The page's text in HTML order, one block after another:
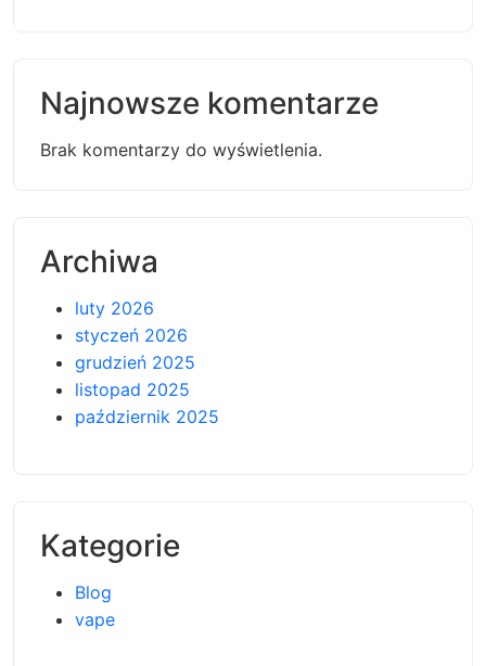
Najnowsze komentarze
Brak komentarzy do wyświetlenia.
Archiwa
luty 2026
styczeń 2026
grudzień 2025
listopad 2025
październik 2025
Kategorie
Blog
vape